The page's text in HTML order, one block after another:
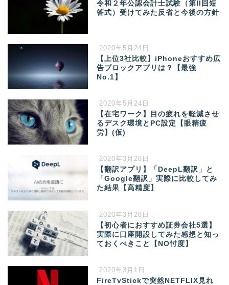
令和２年公認会計士試験（第II回短
答式）受けてみた反省と今後の方針
2020年5月24日
【上位3社比較】iPhoneおすすめ広
告ブロックアプリは？【最強
No.1】
2020年5月24日
【在宅ワーク】目の疲れを軽減させ
るデスク環境とPC設定【眼精疲
労】(仮)
2020年3月28日
【翻訳アプリ】「DeepL翻訳」と
「Google翻訳」実際に比較してみ
た結果【高精度】
2020年3月28日
【初心者におすすめ証券会社5選】
実際に口座開設してみた感想と知っ
ておくべきこと【NO忖度】
2020年3月1日
FireTvStickで突然NETFLIX見れ